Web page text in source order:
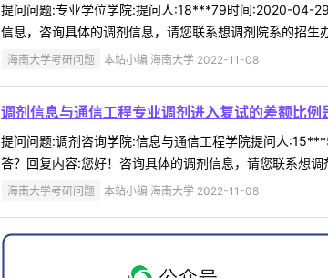
提问问题:专业学位学院:提问人:18***79时间:2020-04-
信息，咨询具体的调剂信息，请您联系想调剂院系的招生
海南大学考研问题 本站小编 海南大学 2022-11-08
调剂信息与通信工程专业调剂进入复试的差额比例
提问问题:调剂咨询学院:信息与通信工程学院提问人
答？回复内容:您好！咨询具体的调剂信息，请您联系想
海南大学考研问题 本站小编 海南大学 2022-11-08